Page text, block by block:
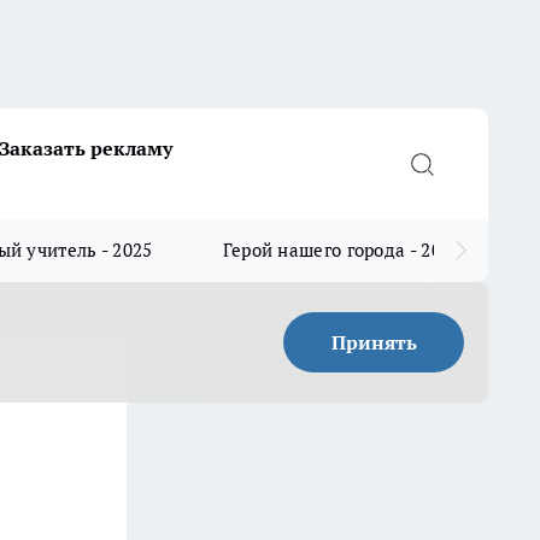
Заказать рекламу
учитель - 2025 Герой нашего города - 2025
Принять